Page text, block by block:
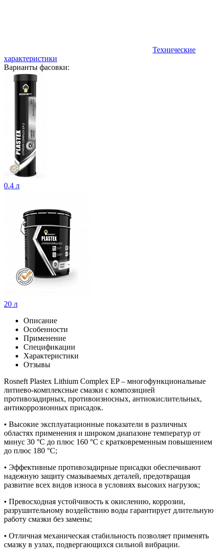
Технические
характеристики
Варианты фасовки:
0.4 л
20 л
Описание
Особенности
Применение
Спецификации
Характеристики
Отзывы
Rosneft Plastex Lithium Complex EP – многофункциональные
литиево-комплексные смазки с композицией
противозадирных, противоизносных, антиокислительных,
антикоррозионных присадок.
• Высокие эксплуатационные показатели в различных
областях применения и широком диапазоне температур от
минус 30 °C до плюс 160 °C с кратковременным повышением
до плюс 180 °C;
• Эффективные противозадирные присадки обеспечивают
надежную защиту смазываемых деталей, предотвращая
развитие всех видов износа в условиях высоких нагрузок;
• Превосходная устойчивость к окислению, коррозии,
разрушительному воздействию воды гарантирует длительную
работу смазки без замены;
• Отличная механическая стабильность позволяет применять
смазку в узлах, подвергающихся сильной вибрации.